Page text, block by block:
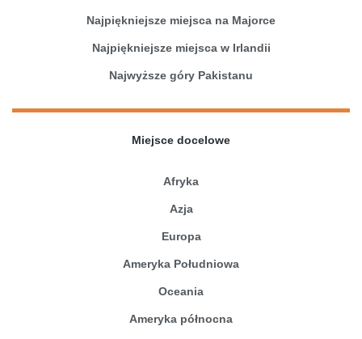
Najpiękniejsze miejsca na Majorce
Najpiękniejsze miejsca w Irlandii
Najwyższe góry Pakistanu
Miejsce docelowe
Afryka
Azja
Europa
Ameryka Południowa
Oceania
Ameryka północna